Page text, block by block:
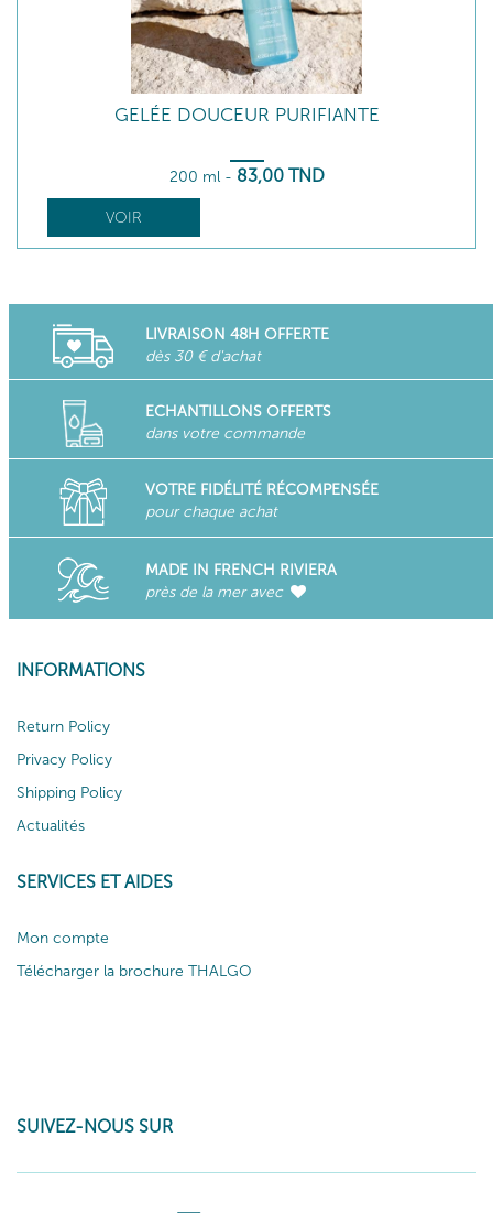
GELÉE DOUCEUR PURIFIANTE
200 ml - 83,00 TND
VOIR
LIVRAISON 48H OFFERTE
dès 30 € d'achat
ECHANTILLONS OFFERTS
dans votre commande
VOTRE FIDÉLITÉ RÉCOMPENSÉE
pour chaque achat
MADE IN FRENCH RIVIERA
près de la mer avec
INFORMATIONS
Return Policy
Privacy Policy
Shipping Policy
Actualités
SERVICES ET AIDES
Mon compte
Télécharger la brochure THALGO
SUIVEZ-NOUS SUR